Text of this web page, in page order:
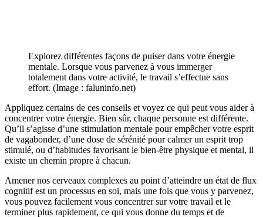
Explorez différentes façons de puiser dans votre énergie
mentale. Lorsque vous parvenez à vous immerger
totalement dans votre activité, le travail s’effectue sans
effort. (Image : faluninfo.net)
Appliquez certains de ces conseils et voyez ce qui peut vous aider à
concentrer votre énergie. Bien sûr, chaque personne est différente.
Qu’il s’agisse d’une stimulation mentale pour empêcher votre esprit
de vagabonder, d’une dose de sérénité pour calmer un esprit trop
stimulé, ou d’habitudes favorisant le bien-être physique et mental, il
existe un chemin propre à chacun.
Amener nos cerveaux complexes au point d’atteindre un état de flux
cognitif est un processus en soi, mais une fois que vous y parvenez,
vous pouvez facilement vous concentrer sur votre travail et le
terminer plus rapidement, ce qui vous donne du temps et de